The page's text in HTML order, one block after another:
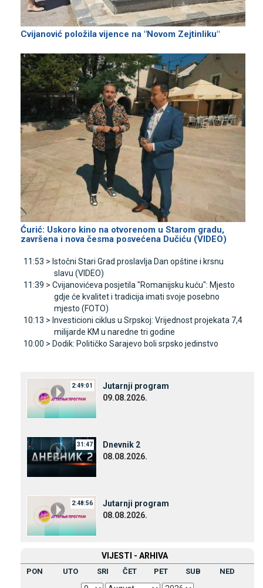
Cvijanović položila vijence na "Novom Zejtinliku"
Ćurić: Uskoro kino na otvorenom u Starom gradu,
završena i nova česma posvećena Dučiću (VIDEO)
11:53 > Istočni Stari Grad proslavlja Dan opštine i krsnu
slavu (VIDEO)
11:39 > Cvijanovićeva posjetila "Romanijsku kuću": Mjesto
gdje će kvalitet i tradicija imati svoje posebno
mjesto (FOTO)
10:13 > Investicioni ciklus u Srpskoj: Vrijednost projekata 7,4
milijarde KM u naredne tri godine
10:00 > Dodik: Političko Sarajevo boli srpsko jedinstvo
2:49:01
Јutarnji program
09.08.2026.
31:47
Dnevnik 2
08.08.2026.
2:48:56
Јutarnji program
08.08.2026.
VIЈESTI - ARHIVA
PON UTO SRI ČET PET SUB NED